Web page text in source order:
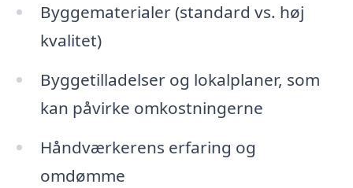
Byggematerialer (standard vs. høj
kvalitet)
Byggetilladelser og lokalplaner, som
kan påvirke omkostningerne
Håndværkerens erfaring og
omdømme